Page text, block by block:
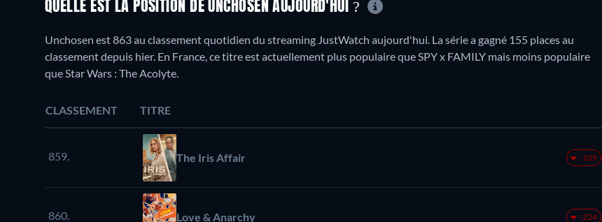
QUELLE EST LA POSITION DE UNCHOSEN AUJOURD'HUI ?
Unchosen est 863 au classement quotidien du streaming JustWatch aujourd'hui. La série a gagné 155 places au
classement depuis hier. En France, ce titre est actuellement plus populaire que SPY x FAMILY mais moins populaire
que Star Wars : The Acolyte.
CLASSEMENT TITRE
859. The Iris Affair -109
860. Love & Anarchy -224